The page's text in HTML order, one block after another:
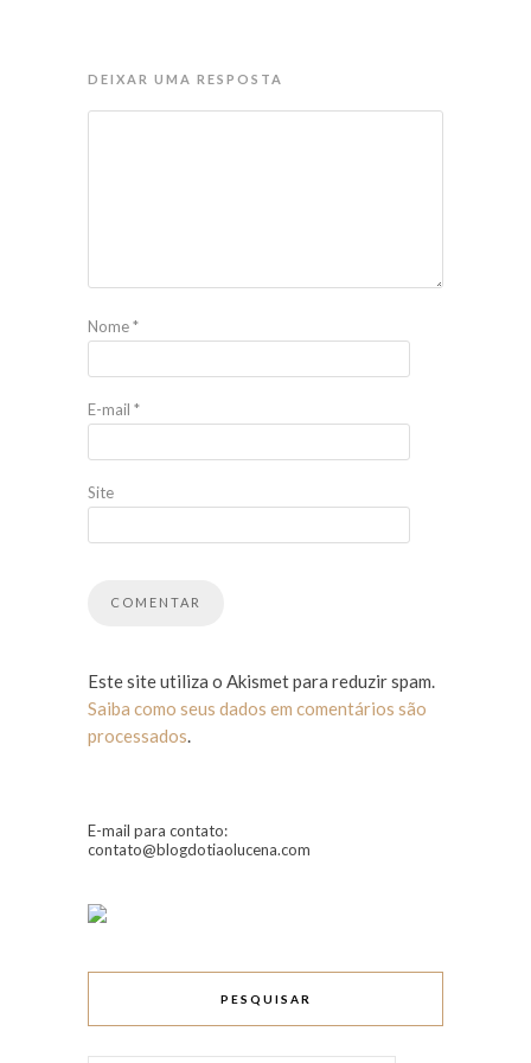
DEIXAR UMA RESPOSTA
Nome*
E-mail *
Site
Este site utiliza o Akismet para reduzir spam.
Saiba como seus dados em comentários são
processados.
E-mail para contato:
contato@blogdotiaolucena.com
PESQUISAR